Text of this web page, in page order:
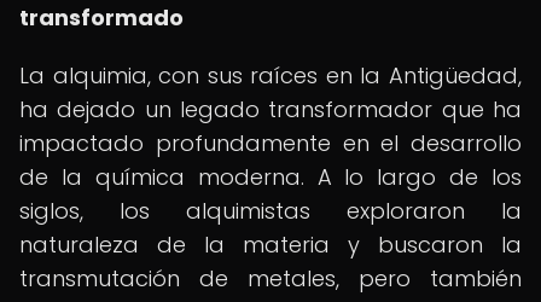
transformado
La alquimia, con sus raíces en la Antigüedad,
ha dejado un legado transformador que ha
impactado profundamente en el desarrollo
de la química moderna. A lo largo de los
siglos, los alquimistas exploraron la
naturaleza de la materia y buscaron la
transmutación de metales, pero también